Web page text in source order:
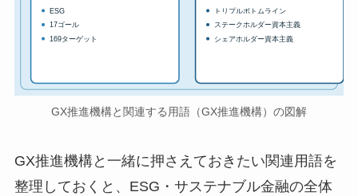
ESG
17ゴール
169ターゲット
トリプルボトムライン
ステークホルダー資本主義
シェアホルダー資本主義
GX推進機構と関連する用語（GX推進機構）の図解
GX推進機構と一緒に押さえておきたい関連用語を
整理しておくと、ESG・サステナブル金融の全体